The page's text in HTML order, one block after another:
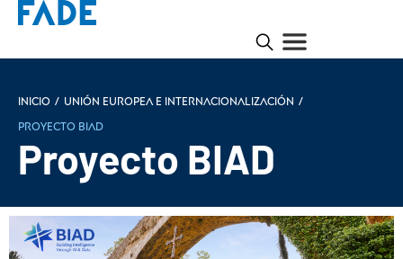
Inicio / Unión Europea e internacionalización /
Proyecto BIAD
Proyecto BIAD